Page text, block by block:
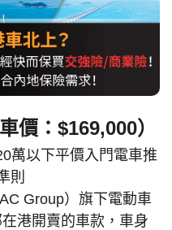
價：$169,000）
Group）旗下電動車
港開賣的車款，車身